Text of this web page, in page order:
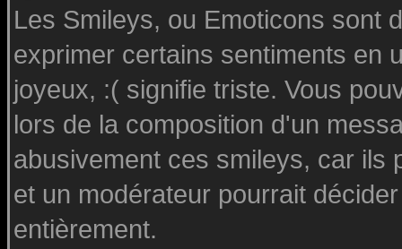
Les Smileys, ou Emoticons sont
exprimer certains sentiments en
joyeux, :( signifie triste. Vous
lors de la composition d'un
abusivement ces smileys, car ils
et un modérateur pourrait
entièrement.